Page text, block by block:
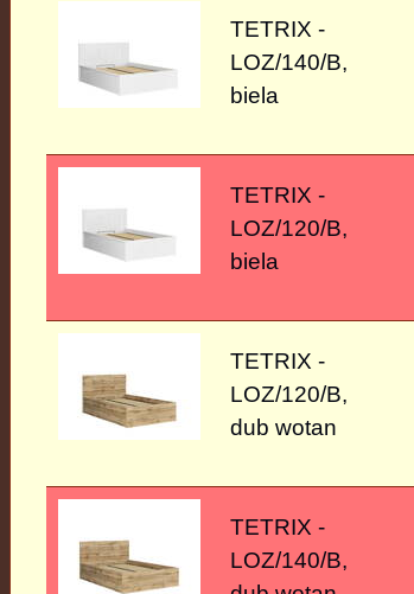
TETRIX -
LOZ/140/B,
biela
TETRIX -
LOZ/120/B,
biela
TETRIX -
LOZ/120/B,
dub wotan
TETRIX -
LOZ/140/B,